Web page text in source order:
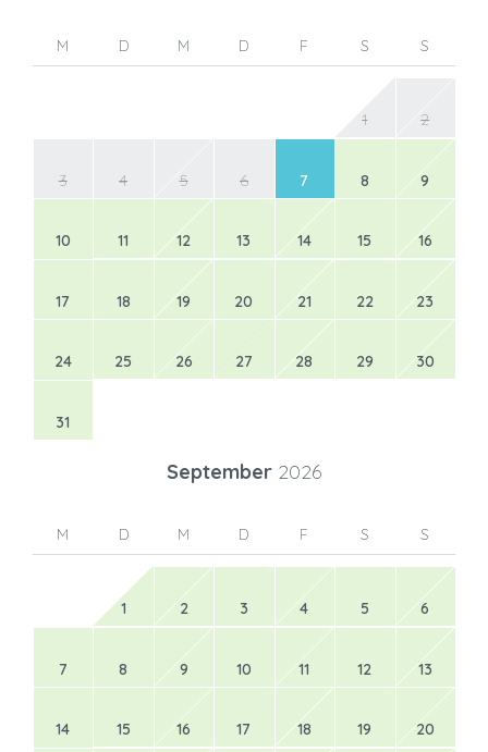
M D M D F S S
1 2
3 4 5 6 7 8 9
10 11 12 13 14 15 16
17 18 19 20 21 22 23
24 25 26 27 28 29 30
31
September 2026
M D M D F S S
1 2 3 4 5 6
7 8 9 10 11 12 13
14 15 16 17 18 19 20